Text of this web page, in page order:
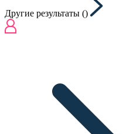
Другие результаты ()